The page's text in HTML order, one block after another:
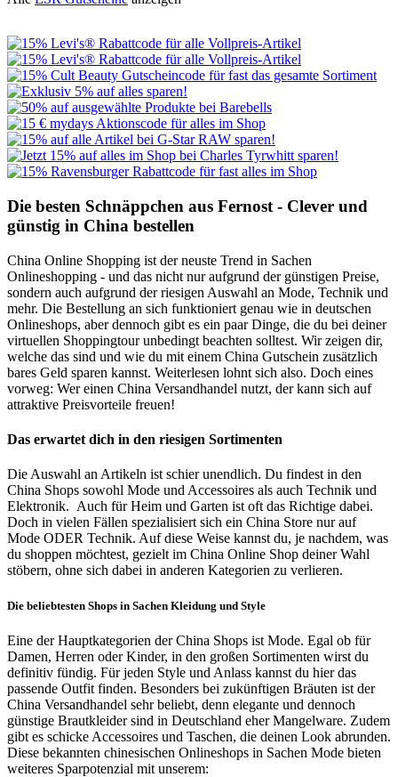
Die besten Schnäppchen aus Fernost - Clever und
günstig in China bestellen
China Online Shopping ist der neuste Trend in Sachen
Onlineshopping - und das nicht nur aufgrund der günstigen Preise,
sondern auch aufgrund der riesigen Auswahl an Mode, Technik und
mehr. Die Bestellung an sich funktioniert genau wie in deutschen
Onlineshops, aber dennoch gibt es ein paar Dinge, die du bei deiner
virtuellen Shoppingtour unbedingt beachten solltest. Wir zeigen dir,
welche das sind und wie du mit einem China Gutschein zusätzlich
bares Geld sparen kannst. Weiterlesen lohnt sich also. Doch eines
vorweg: Wer einen China Versandhandel nutzt, der kann sich auf
attraktive Preisvorteile freuen!
Das erwartet dich in den riesigen Sortimenten
Die Auswahl an Artikeln ist schier unendlich. Du findest in den
China Shops sowohl Mode und Accessoires als auch Technik und
Elektronik. Auch für Heim und Garten ist oft das Richtige dabei.
Doch in vielen Fällen spezialisiert sich ein China Store nur auf
Mode ODER Technik. Auf diese Weise kannst du, je nachdem, was
du shoppen möchtest, gezielt im China Online Shop deiner Wahl
stöbern, ohne sich dabei in anderen Kategorien zu verlieren.
Die beliebtesten Shops in Sachen Kleidung und Style
Eine der Hauptkategorien der China Shops ist Mode. Egal ob für
Damen, Herren oder Kinder, in den großen Sortimenten wirst du
definitiv fündig. Für jeden Style und Anlass kannst du hier das
passende Outfit finden. Besonders bei zukünftigen Bräuten ist der
China Versandhandel sehr beliebt, denn elegante und dennoch
günstige Brautkleider sind in Deutschland eher Mangelware. Zudem
gibt es schicke Accessoires und Taschen, die deinen Look abrunden.
Diese bekannten chinesischen Onlineshops in Sachen Mode bieten
weiteres Sparpotenzial mit unserem: